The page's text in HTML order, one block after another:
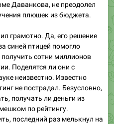
Даванкова, не преодолел
плюшек из бюджета.
грамотно. Да, его решение
синей птицей помогло
сотни миллионов
Поделятся ли они с
неизвестно. Известно
не пострадал. Безусловно,
получать ли деньги из
по рейтингу.
последний раз мелькнул на